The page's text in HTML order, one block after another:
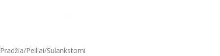
Pradžia/Peiliai/Sulankstomi